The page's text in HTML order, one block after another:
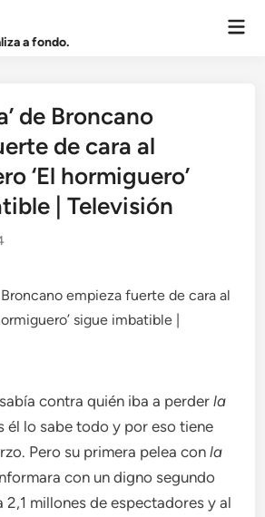
a fondo.
de Broncano
de cara al
‘El hormiguero’
| Televisión
contra quién iba a perderla
él lo sabe todo y por eso tiene
Pero su primera pelea conla
con un digno segundo
2,1 millones de espectadores y al